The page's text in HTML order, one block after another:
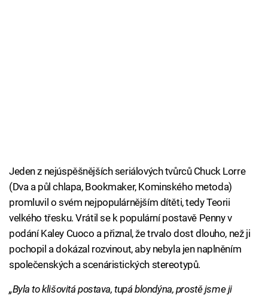
Jeden z nejúspěšnějších seriálových tvůrců Chuck Lorre
(Dva a půl chlapa, Bookmaker, Kominského metoda)
promluvil o svém nejpopulárnějším dítěti, tedy Teorii
velkého třesku. Vrátil se k populární postavě Penny v
podání Kaley Cuoco a přiznal, že trvalo dost dlouho, než ji
pochopil a dokázal rozvinout, aby nebyla jen naplněním
společenských a scenáristických stereotypů.
„Byla to klišovitá postava, tupá blondýna, prostě jsme ji